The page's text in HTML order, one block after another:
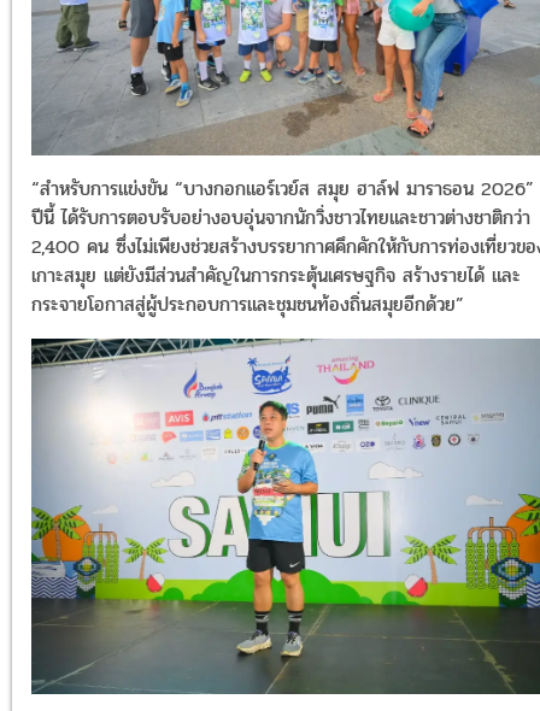
“สำหรับการแข่งขัน “บางกอกแอร์เวย์ส สมุย ฮาล์ฟ มาราธอน 2026”
ปีนี้ ได้รับการตอบรับอย่างอบอุ่นจากนักวิ่งชาวไทยและชาวต่างชาติกว่า
2,400 คน ซึ่งไม่เพียงช่วยสร้างบรรยากาศคึกคักให้กับการท่องเที่ยวข
เกาะสมุย แต่ยังมีส่วนสำคัญในการกระตุ้นเศรษฐกิจ สร้างรายได้ และ
กระจายโอกาสสู่ผู้ประกอบการและชุมชนท้องถิ่นสมุยอีกด้วย”